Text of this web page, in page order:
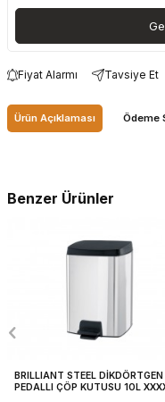
Fiyat Alarmı Tavsiye Et
Ürün Açıklaması Ödeme
Benzer Ürünler
BRILLIANT STEEL DİKDÖRTGEN
PEDALLI ÇÖP KUTUSU 10L